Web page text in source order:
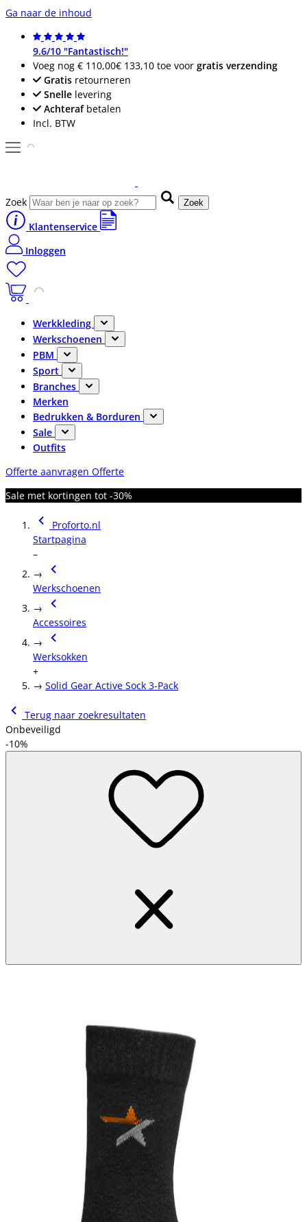
Ga naar de inhoud
9.6/10 "Fantastisch!"
Voeg nog € 110,00€ 133,10 toe voor gratis verzending
Gratis retourneren
Snelle levering
Achterafbetalen
Incl. BTW
Zoek Zoek
Klantenservice
Inloggen
Werkkleding
Werkschoenen
PBM
Sport
Branches
Merken
Bedrukken & Borduren
Sale
Outfits
Offerte aanvragen Offerte
Sale met kortingen tot -30%
Proforto.nl
Startpagina
–
→
Werkschoenen
→
Accessoires
→
Werksokken
+
→ Solid Gear Active Sock 3-Pack
Terug naar zoekresultaten
Onbeveiligd
-10%